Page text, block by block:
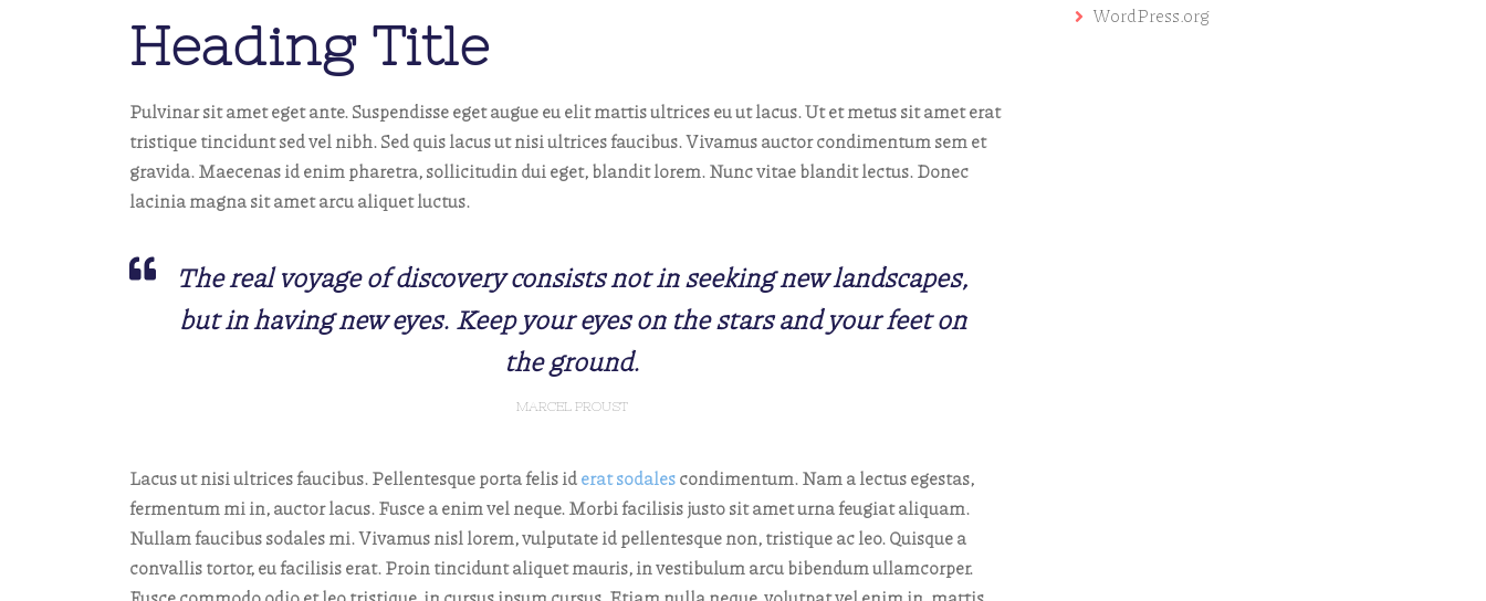
Heading Title
Pulvinar sit amet eget ante. Suspendisse eget augue eu elit mattis ultrices eu ut lacus. Ut et metus sit amet erat
tristique tincidunt sed vel nibh. Sed quis lacus ut nisi ultrices faucibus. Vivamus auctor condimentum sem et
gravida. Maecenas id enim pharetra, sollicitudin dui eget, blandit lorem. Nunc vitae blandit lectus. Donec
lacinia magna sit amet arcu aliquet luctus.
The real voyage of discovery consists not in seeking new landscapes,
but in having new eyes. Keep your eyes on the stars and your feet on
the ground.
MARCEL PROUST
Lacus ut nisi ultrices faucibus. Pellentesque porta felis iderat sodalescondimentum. Nam a lectus egestas,
fermentum mi in, auctor lacus. Fusce a enim vel neque. Morbi facilisis justo sit amet urna feugiat aliquam.
Nullam faucibus sodales mi. Vivamus nisl lorem, vulputate id pellentesque non, tristique ac leo. Quisque a
convallis tortor, eu facilisis erat. Proin tincidunt aliquet mauris, in vestibulum arcu bibendum ullamcorper.
WordPress.org